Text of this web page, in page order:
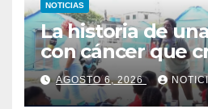
NOTICIAS
La historia de
con cáncer que
escuelita para
damnificados en
AGOSTO 6, 2026